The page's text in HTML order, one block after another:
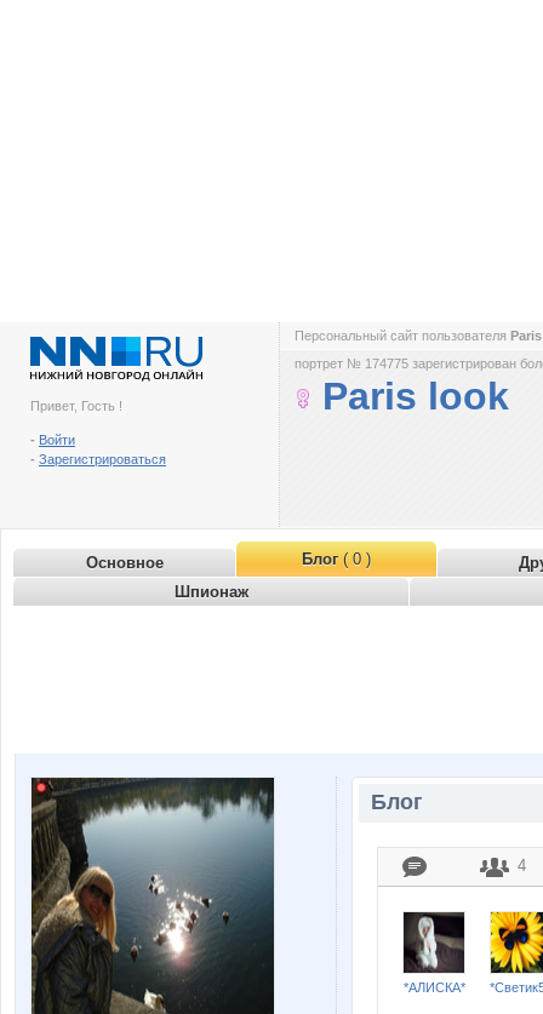
Привет, Гость !
- Войти
- Зарегистрироваться
Персональный сайт пользователя
портрет № 174775 зарегистрирован
Paris look
Основное Блог( 0 )
Шпионаж
Блог
4
*АЛИСКА*